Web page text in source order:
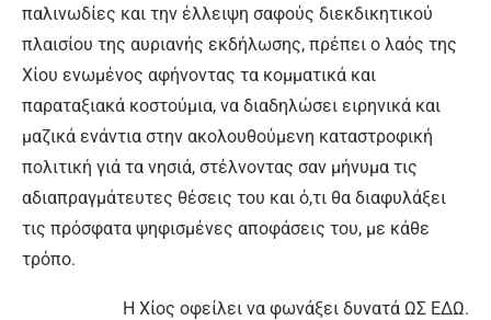
παλινωδίες και την έλλειψη σαφούς διεκδικητικού
πλαισίου της αυριανής εκδήλωσης, πρέπει ο λαός της
Χίου ενωμένος αφήνοντας τα κομματικά και
παραταξιακά κοστούμια, να διαδηλώσει ειρηνικά και
μαζικά ενάντια στην ακολουθούμενη καταστροφική
πολιτική γιά τα νησιά, στέλνοντας σαν μήνυμα τις
αδιαπραγμάτευτες θέσεις του και ό,τι θα διαφυλάξει
τις πρόσφατα ψηφισμένες αποφάσεις του, με κάθε
τρόπο.
Η Χίος οφείλει να φωνάξει δυνατά ΩΣ ΕΔΩ.